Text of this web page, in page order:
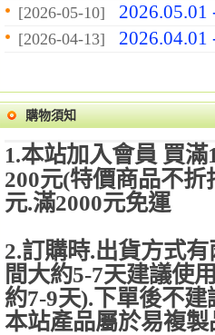
[2026-05-10]
[2026-04-13]
購物須知
1.本站加入會員 買
200元(特價商品不
元.滿2000元免運
2.訂購時.出貨方式
間大約5-7天建議使
約7-9天).下單後不
本站產品屬於易複